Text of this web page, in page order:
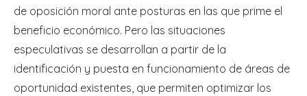
de oposición moral ante posturas en las que prime el
beneficio económico. Pero las situaciones
especulativas se desarrollan a partir de la
identificación y puesta en funcionamiento de áreas de
oportunidad existentes, que permiten optimizar los